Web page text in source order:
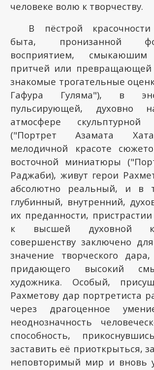
человеке волю к творчеству.
В пёстрой
быта, пронизанной
восприятием,
притчей или превращающей
знакомые трогательные
Гафура Гуляма"), в
пульсирующей, духовно
атмосфере скульптурной
("Портрет Азамата
мелодичной красоте
восточной миниатюры
Раджаби), живут герои
абсолютно реальный, и в
глубинный, внутренний,
их преданности,
к высшей духовной
совершенству заключено
значение творческого
придающего высокий
художника. Особый,
Рахметову дар портретиста
через драгоценное
неоднозначность
способность,
заставить её приоткрыться,
неповторимый мир и вновь